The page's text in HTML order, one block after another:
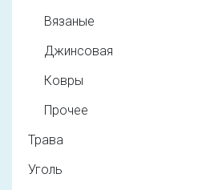
Вязаные
Джинсовая
Ковры
Прочее
Трава
Уголь